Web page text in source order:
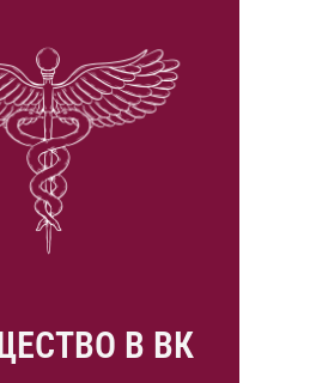
В ВК